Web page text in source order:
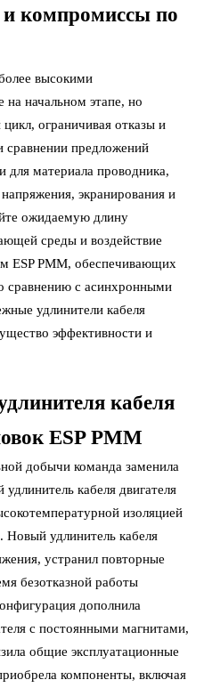
и компромиссы по
высокими
на начальном этапе, но
ограничивая отказы и
сравнении предложений
для материала проводника,
экранирования и
ожидаемую длину
среды и воздействие
ESP PMM, обеспечивающих
сравнению с асинхронными
удлинители кабеля
эффективности и
кабеля
ESP PMM
добычи команда заменила
кабеля двигателя
изоляцией
удлинитель кабеля
устранил повторные
безотказной работы
дополнила
с постоянными магнитами,
общие эксплуатационные
компоненты, включая